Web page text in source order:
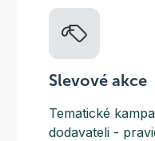
Slevové akce
Tematické
dodavateli -